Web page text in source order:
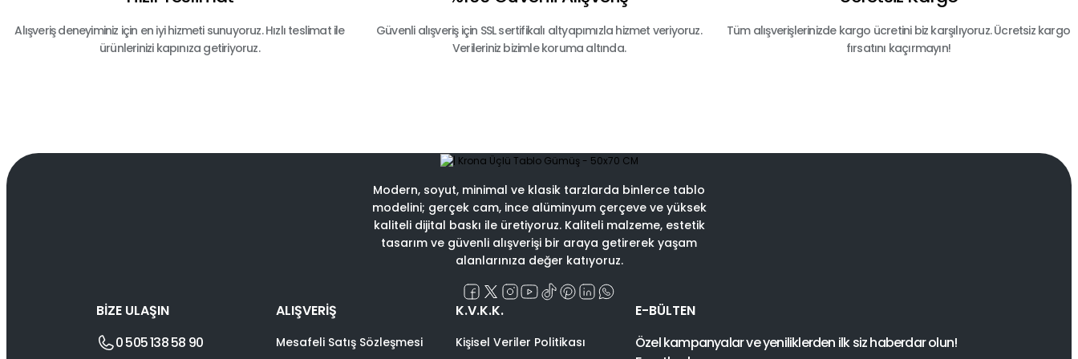
Alışveriş deneyiminiz için en iyi hizmeti sunuyoruz. Hızlı teslimat ile
ürünlerinizi kapınıza getiriyoruz.
Güvenli alışveriş için SSL sertifikalı altyapımızla hizmet veriyoruz.
Verileriniz bizimle koruma altında.
Tüm alışverişlerinizde kargo ücretini biz karşılıyoruz. Ücretsiz kargo
fırsatını kaçırmayın!
Modern, soyut, minimal ve klasik tarzlarda binlerce tablo
modelini; gerçek cam, ince alüminyum çerçeve ve yüksek
kaliteli dijital baskı ile üretiyoruz. Kaliteli malzeme, estetik
tasarım ve güvenli alışverişi bir araya getirerek yaşam
alanlarınıza değer katıyoruz.
BİZE ULAŞIN
0 505 138 58 90
ALIŞVERİŞ
Mesafeli Satış Sözleşmesi
K.V.K.K.
Kişisel Veriler Politikası
E-BÜLTEN
Özel kampanyalar ve yeniliklerden ilk siz haberdar olun!